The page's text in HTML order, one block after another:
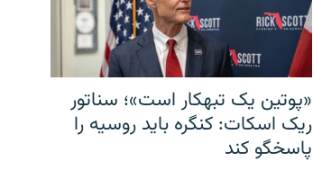
«پوتین یک تبهکار است»؛ سناتور
ریک اسکات: کنگره باید روسیه را
پاسخگو کند